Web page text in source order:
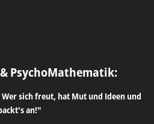
PsychoMathematik:
sich freut, hat Mut und Ideen und
an!"